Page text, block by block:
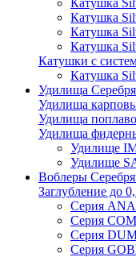
Катушка
Катушка
Катушка
Катушка
Катушки с
Катушка
Удилища
Удилища
Удилища
Удилища
Удилище
Удилище
Воблеры
Заглубление до
Серия
Серия
Серия
Серия